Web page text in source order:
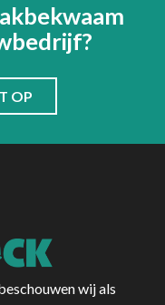
OP
wij als